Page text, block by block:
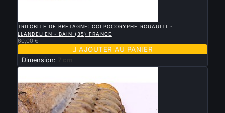
TRILOBITE DE BRETAGNE: COLPOCORYPHE ROUAULTI -
LLANDELIEN - BAIN (35) FRANCE
60,00 €
 AJOUTER AU PANIER
Dimension: 7 cm